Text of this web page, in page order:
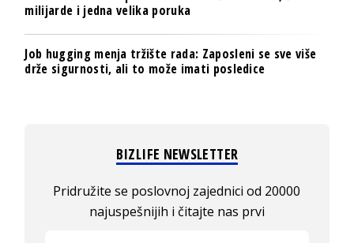
milijarde i jedna velika poruka
Job hugging menja tržište rada: Zaposleni se sve više
drže sigurnosti, ali to može imati posledice
BIZLIFE NEWSLETTER
Pridružite se poslovnoj zajednici od 20000
najuspešnijih i čitajte nas prvi